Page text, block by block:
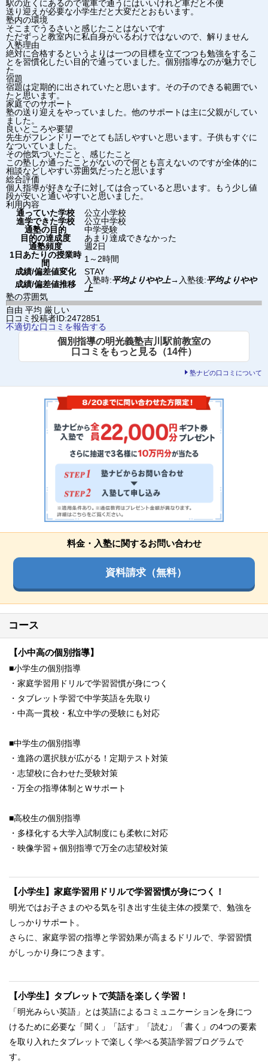
駅の近くにあるので電車で通うにはいいけれど車だと不便
送り迎えが必要な小学生だと大変だとおもいます。
塾内の環境
そこまでうるさいと感じたことはないです
ただずっと教室内に私自身がいるわけではないので、解りません
入塾理由
絶対に合格するというよりは一つの目標を立てつつも勉強をするこ
とを習慣化したい目的で通っていました。個別指導なのが魅力でし
た
宿題
宿題は定期的に出されていたと思います。その子のできる範囲でい
たと思います。
家庭でのサポート
塾の送り迎えをやっていました。他のサポートは主に父親がしてい
ました。
良いところや要望
先生がフレンドリーでとても話しやすいと思います。子供もすぐに
なついていました。
その他気づいたこと、感じたこと
この塾しか通ったことがないので何とも言えないのですが全体的に
相談などしやすい雰囲気だったと思います
総合評価
個人指導が好きな子に対しては合っていると思います。もう少し値
段が安いと通いやすいと思いました。
利用内容
通っていた学校
公立小学校
進学できた学校
公立中学校
通塾の目的
中学受験
目的の達成度
あまり達成できなかった
通塾頻度
週2日
1日あたりの授業時
間
1～2時間
成績/偏差値変化
STAY
成績/偏差値推移
入塾時:平均よりやや上→ 入塾後:平均よりやや
上
塾の雰囲気
自由 平均 厳しい
口コミ投稿者ID:2472851
不適切な口コミを報告する
個別指導の明光義塾吉川駅前教室の
口コミをもっと見る（14件）
塾ナビの口コミについて
料金・入塾に関するお問い合わせ
資料請求（無料）
コース
【小中高の個別指導】
■小学生の個別指導
・家庭学習用ドリルで学習習慣が身につく
・タブレット学習で中学英語を先取り
・中高一貫校・私立中学の受験にも対応
■中学生の個別指導
・進路の選択肢が広がる！定期テスト対策
・志望校に合わせた受験対策
・万全の指導体制とＷサポート
■高校生の個別指導
・多様化する大学入試制度にも柔軟に対応
・映像学習＋個別指導で万全の志望校対策
【小学生】家庭学習用ドリルで学習習慣が身につく！
明光ではお子さまのやる気を引き出す生徒主体の授業で、勉強を
しっかりサポート。
さらに、家庭学習の指導と学習効果が高まるドリルで、学習習慣
がしっかり身につきます。
【小学生】タブレットで英語を楽しく学習！
「明光みらい英語」とは英語によるコミュニケーションを身につ
けるために必要な「聞く」「話す」「読む」「書く」の4つの要素
を取り入れたタブレットで楽しく学べる英語学習プログラムで
す。